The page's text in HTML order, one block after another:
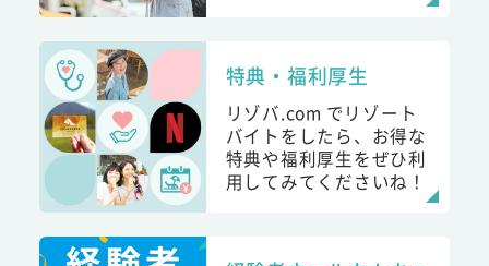
特典・福利厚生
リゾバ.com でリゾート
バイトをしたら、お得な
特典や福利厚生をぜひ利
用してみてくださいね！